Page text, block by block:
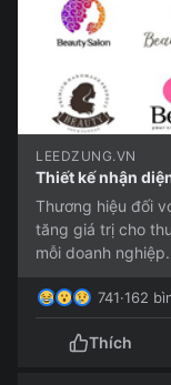
LEEDZUNG.VN
Thiết kế nhận
Thương hiệu đối
tăng giá trị cho
mỗi doanh
741·162
Thích